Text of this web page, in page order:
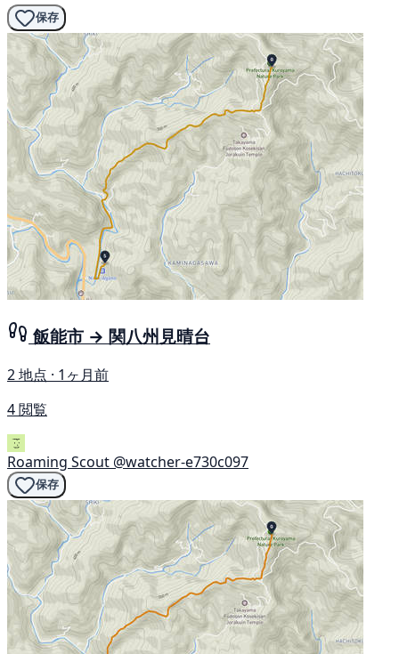
保存
飯能市 → 関八州見晴台
2 地点 · 1ヶ月前
4 閲覧
Roaming Scout @watcher-e730c097
保存